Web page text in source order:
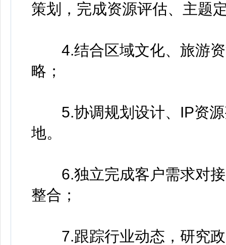
策划，完成资源评估、主题
4.结合区域文化、旅游资
略；
5.协调规划设计、IP资源
地。
6.独立完成客户需求对接
整合；
7.跟踪行业动态，研究政